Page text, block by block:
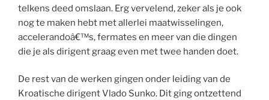
telkens deed omslaan. Erg vervelend, zeker als je ook
nog te maken hebt met allerlei maatwisselingen,
accelerandoâ€™s, fermates en meer van die dingen
die je als dirigent graag even met twee handen doet.
De rest van de werken gingen onder leiding van de
Kroatische dirigent Vlado Sunko. Dit ging ontzettend